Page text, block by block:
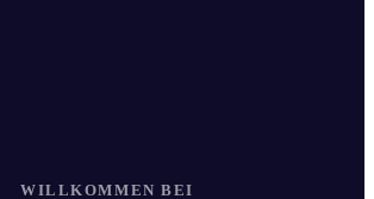
WILLKOMMEN BEI